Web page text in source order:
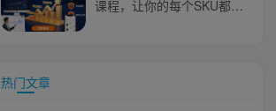
课程，让你的每个SKU都成
热门文章